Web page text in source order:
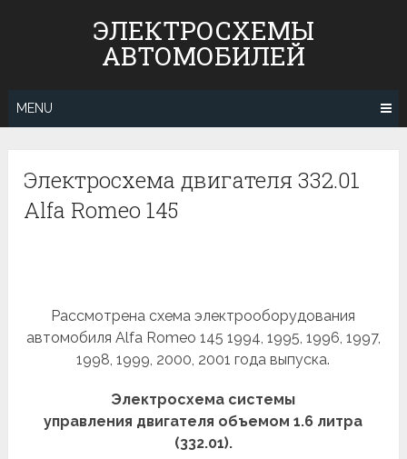
ЭЛЕКТРОСХЕМЫ
АВТОМОБИЛЕЙ
MENU
Электросхема двигателя 332.01
Alfa Romeo 145
Рассмотрена схема электрооборудования
автомобиля Alfa Romeo 145 1994, 1995, 1996, 1997,
1998, 1999, 2000, 2001 года выпуска.
Электросхема системы
управления двигателя объемом 1.6 литра
(332.01).